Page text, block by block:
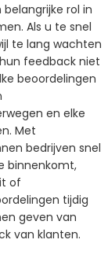
rol in
Als u te snel
te lang wachten
feedback niet
beoordelingen
en elke
Met
bedrijven snel
binnenkomt,
of
tijdig
geven van
van klanten.